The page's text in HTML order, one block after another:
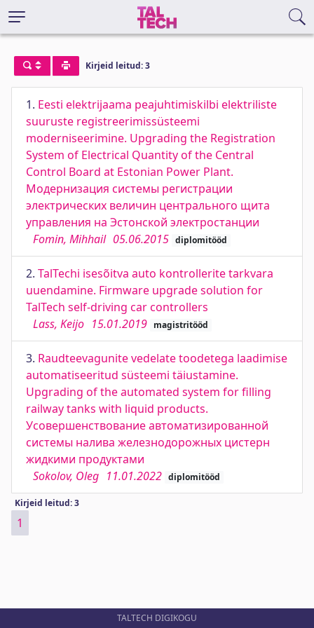
Kirjeid leitud: 3
1. Eesti elektrijaama peajuhtimiskilbi elektriliste
suuruste registreerimissüsteemi
moderniseerimine. Upgrading the Registration
System of Electrical Quantity of the Central
Control Board at Estonian Power Plant.
Модернизация системы регистрации
электрических величин центрального щита
управления на Эстонской электростанции
Fomin, Mihhail 05.06.2015 diplomitööd
2. TalTechi isesõitva auto kontrollerite tarkvara
uuendamine. Firmware upgrade solution for
TalTech self-driving car controllers
Lass, Keijo 15.01.2019 magistritööd
3. Raudteevagunite vedelate toodetega laadimise
automatiseeritud süsteemi täiustamine.
Upgrading of the automated system for filling
railway tanks with liquid products.
Усовершенствование автоматизированной
системы налива железнодорожных цистерн
жидкими продуктами
Sokolov, Oleg 11.01.2022 diplomitööd
Kirjeid leitud: 3
1
TALTECH DIGIKOGU